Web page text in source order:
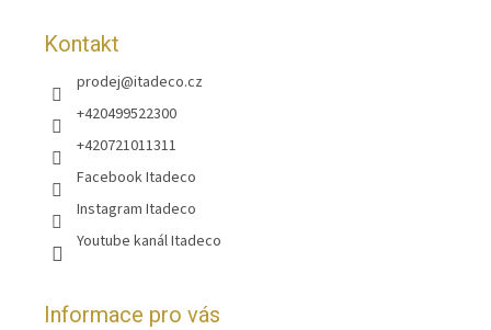
Kontakt
prodej@itadeco.cz
+420499522300
+420721011311
Facebook Itadeco
Instagram Itadeco
Youtube kanál Itadeco
Informace pro vás